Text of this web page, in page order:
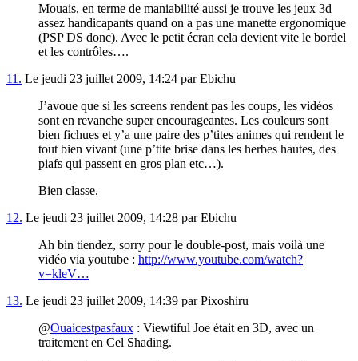
Mouais, en terme de maniabilité aussi je trouve les jeux 3d
assez handicapants quand on a pas une manette ergonomique
(PSP DS donc). Avec le petit écran cela devient vite le bordel
et les contrôles….
11. Le jeudi 23 juillet 2009, 14:24 par Ebichu
J’avoue que si les screens rendent pas les coups, les vidéos
sont en revanche super encourageantes. Les couleurs sont
bien fichues et y’a une paire des p’tites animes qui rendent le
tout bien vivant (une p’tite brise dans les herbes hautes, des
piafs qui passent en gros plan etc…).
Bien classe.
12. Le jeudi 23 juillet 2009, 14:28 par Ebichu
Ah bin tiendez, sorry pour le double-post, mais voilà une
vidéo via youtube : http://www.youtube.com/watch?
v=kleV…
13. Le jeudi 23 juillet 2009, 14:39 par Pixoshiru
@Ouaicestpasfaux : Viewtiful Joe était en 3D, avec un
traitement en Cel Shading.